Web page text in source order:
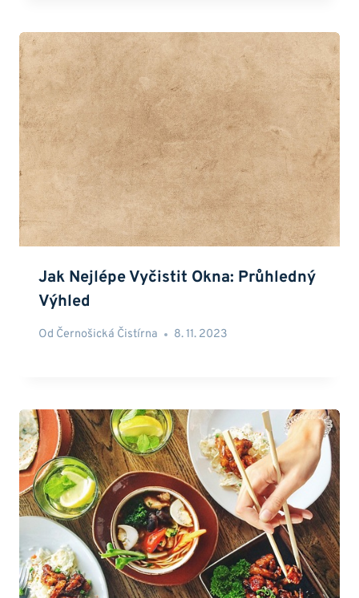
Jak Nejlépe Vyčistit Okna: Průhledný
Výhled
Od Černošická Čistírna 8. 11. 2023